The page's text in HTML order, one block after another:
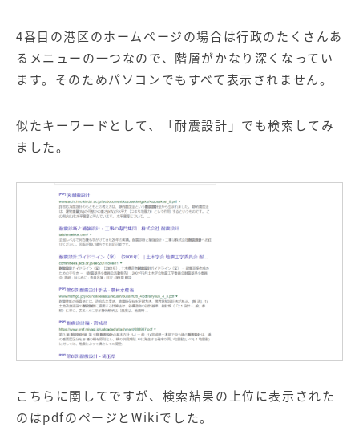
4番目の港区のホームページの場合は行政のたくさんあ
るメニューの一つなので、階層がかなり深くなってい
ます。そのためパソコンでもすべて表示されません。
似たキーワードとして、「耐震設計」でも検索してみ
ました。
こちらに関してですが、検索結果の上位に表示された
のはpdfのページとWikiでした。